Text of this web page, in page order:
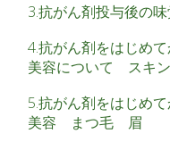
3.抗がん剤投与後の
4.抗がん剤をはじめ
美容について スキ
5.抗がん剤をはじめ
美容 まつ毛 眉